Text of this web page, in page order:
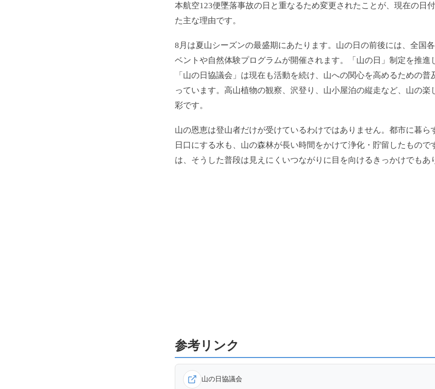
本航空123便墜落事故の日と重なるため変更されたことが、現在の日
た主な理由です。
8月は夏山シーズンの最盛期にあたります。山の日の前後には、全国
ベントや自然体験プログラムが開催されます。「山の日」制定を推進
「山の日協議会」は現在も活動を続け、山への関心を高めるための普
っています。高山植物の観察、沢登り、山小屋泊の縦走など、山の楽
彩です。
山の恩恵は登山者だけが受けているわけではありません。都市に暮ら
日口にする水も、山の森林が長い時間をかけて浄化・貯留したもので
は、そうした普段は見えにくいつながりに目を向けるきっかけでもあ
参考リンク
山の日協議会